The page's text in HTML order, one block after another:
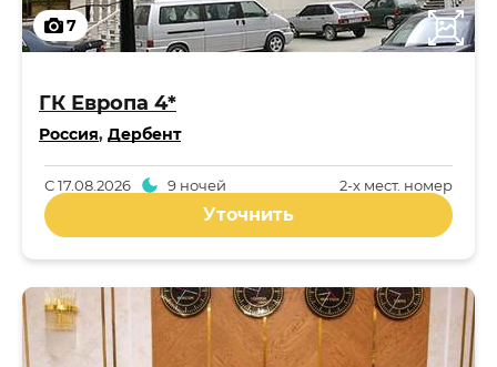
7
ГК Европа 4*
Россия, Дербент
2-x мест. номер
С17.08.2026 9 ночей
Уточнить